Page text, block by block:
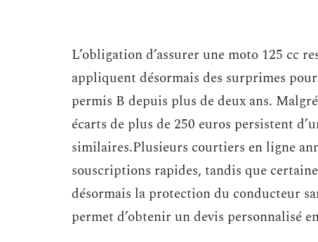
L’obligation d’assurer une moto 125 cc
appliquent désormais des surprimes
permis B depuis plus de deux ans.
écarts de plus de 250 euros persistent
similaires.Plusieurs courtiers en ligne
souscriptions rapides, tandis que
désormais la protection du conducteur
permet d’obtenir un devis personnalisé